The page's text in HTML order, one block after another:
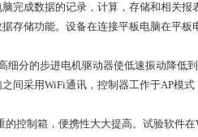
完成数据的记录，计算，存储和相关报
存储功能。设备在连接平板电脑在平
分的步进电机驱动器使低速振动降低
间采用WiFi通讯，控制器工作于AP模
控制箱，便携性大大提高。试验软件